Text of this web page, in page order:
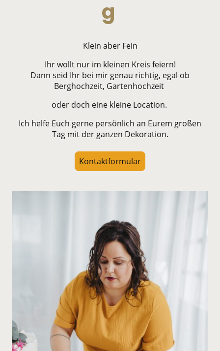
g
Klein aber Fein
Ihr wollt nur im kleinen Kreis feiern!
Dann seid Ihr bei mir genau richtig, egal ob
Berghochzeit, Gartenhochzeit
oder doch eine kleine Location.
Ich helfe Euch gerne persönlich an Eurem großen
Tag mit der ganzen Dekoration.
Kontaktformular